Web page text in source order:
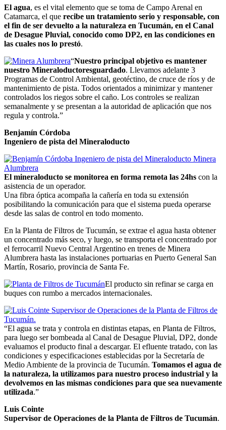
El agua, es el vital elemento que se toma de Campo Arenal en
Catamarca, el que recibe un tratamiento serio y responsable, con
el fin de ser devuelto a la naturaleza en Tucumán, en el Canal
de Desague Pluvial, conocido como DP2, en las condiciones en
las cuales nos lo prestó.
“Nuestro principal objetivo es mantener
nuestro Mineraloductoresguardado. Llevamos adelante 3
Programas de Control Ambiental, geotéctino, de cruce de ríos y de
mantenimiento de pista. Todos orientados a minimizar y mantener
controlados los riegos sobre el caño. Los controles se realizan
semanalmente y se presentan a la autoridad de aplicación que nos
regula y controla.”
Benjamín Córdoba
Ingeniero de pista del Mineraloducto
El mineraloducto se monitorea en forma remota las 24hs con la
asistencia de un operador.
Una fibra óptica acompaña la cañería en toda su extensión
posibilitando la comunicación para que el sistema pueda operarse
desde las salas de control en todo momento.
En la Planta de Filtros de Tucumán, se extrae el agua hasta obtener
un concentrado más seco, y luego, se transporta el concentrado por
el ferrocarril Nuevo Central Argentino en trenes de Minera
Alumbrera hasta las instalaciones portuarias en Puerto General San
Martín, Rosario, provincia de Santa Fe.
El producto sin refinar se carga en
buques con rumbo a mercados internacionales.
“El agua se trata y controla en distintas etapas, en Planta de Filtros,
para luego ser bombeada al Canal de Desague Pluvial, DP2, donde
evaluamos el producto final a descargar. El efluente tratado, con las
condiciones y especificaciones establecidas por la Secretaría de
Medio Ambiente de la provincia de Tucumán. Tomamos el agua de
la naturaleza, la utilizamos para nuestro proceso industrial y la
devolvemos en las mismas condiciones para que sea nuevamente
utilizada.”
Luis Cointe
Supervisor de Operaciones de la Planta de Filtros de Tucumán.